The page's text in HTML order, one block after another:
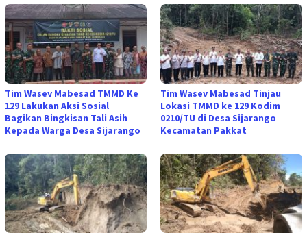
Tim Wasev Mabesad TMMD Ke
129 Lakukan Aksi Sosial
Bagikan Bingkisan Tali Asih
Kepada Warga Desa Sijarango
Tim Wasev Mabesad Tinjau
Lokasi TMMD ke 129 Kodim
0210/TU di Desa Sijarango
Kecamatan Pakkat